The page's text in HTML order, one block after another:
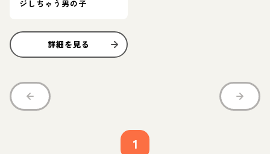
ジしちゃう男の子
詳細を見る
1